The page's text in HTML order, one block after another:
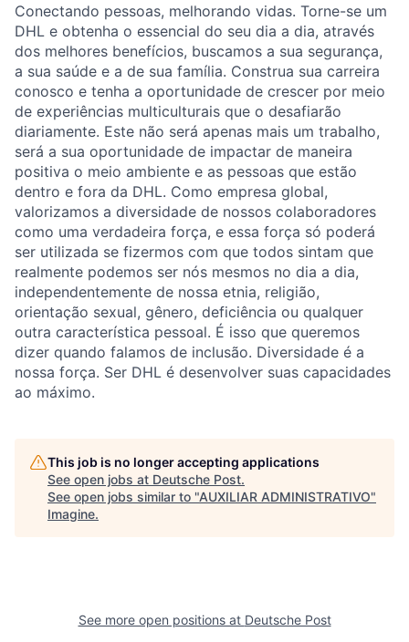
Conectando pessoas, melhorando vidas. Torne-se um
DHL e obtenha o essencial do seu dia a dia, através
dos melhores benefícios, buscamos a sua segurança,
a sua saúde e a de sua família. Construa sua carreira
conosco e tenha a oportunidade de crescer por meio
de experiências multiculturais que o desafiarão
diariamente. Este não será apenas mais um trabalho,
será a sua oportunidade de impactar de maneira
positiva o meio ambiente e as pessoas que estão
dentro e fora da DHL. Como empresa global,
valorizamos a diversidade de nossos colaboradores
como uma verdadeira força, e essa força só poderá
ser utilizada se fizermos com que todos sintam que
realmente podemos ser nós mesmos no dia a dia,
independentemente de nossa etnia, religião,
orientação sexual, gênero, deficiência ou qualquer
outra característica pessoal. É isso que queremos
dizer quando falamos de inclusão. Diversidade é a
nossa força. Ser DHL é desenvolver suas capacidades
ao máximo.
This job is no longer accepting applications
See open jobs at Deutsche Post.
See open jobs similar to "AUXILIAR ADMINISTRATIVO"
Imagine.
See more open positions at Deutsche Post